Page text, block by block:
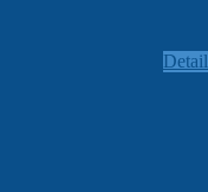
Detail